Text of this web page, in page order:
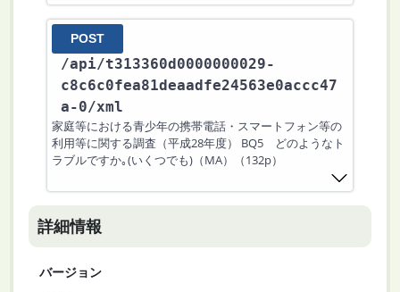
POST
/api/t313360d0000000029-
c8c6c0fea81deaadfe24563e0accc47
a-0/xml
家庭等における青少年の携帯電話・スマートフォン等の
利用等に関する調査（平成28年度） BQ5 どのようなト
ラブルですか｡(いくつでも)（MA）（132p）
詳細情報
バージョン